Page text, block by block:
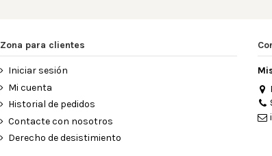
Zona para clientes
Iniciar sesión
Mi cuenta
Historial de pedidos
Contacte con nosotros
Derecho de desistimiento